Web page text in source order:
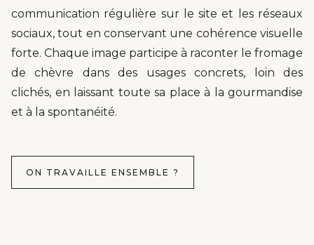
communication régulière sur le site et les réseaux
sociaux, tout en conservant une cohérence visuelle
forte. Chaque image participe à raconter le fromage
de chèvre dans des usages concrets, loin des
clichés, en laissant toute sa place à la gourmandise
et à la spontanéité.
ON TRAVAILLE ENSEMBLE ?